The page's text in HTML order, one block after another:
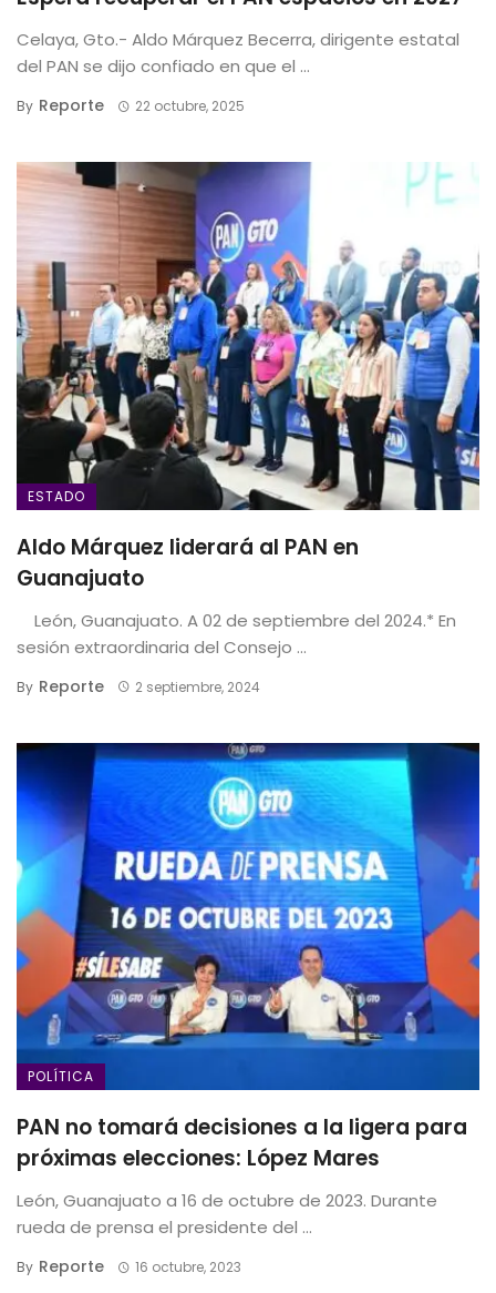
Celaya, Gto.- Aldo Márquez Becerra, dirigente estatal
del PAN se dijo confiado en que el ...
By Reporte 22 octubre, 2025
ESTADO
Aldo Márquez liderará al PAN en
Guanajuato
León, Guanajuato. A 02 de septiembre del 2024.* En
sesión extraordinaria del Consejo ...
By Reporte 2 septiembre, 2024
POLÍTICA
PAN no tomará decisiones a la ligera para
próximas elecciones: López Mares
León, Guanajuato a 16 de octubre de 2023. Durante
rueda de prensa el presidente del ...
By Reporte 16 octubre, 2023